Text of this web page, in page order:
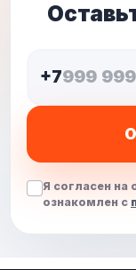
+7
Я согласен на
ознакомлен с